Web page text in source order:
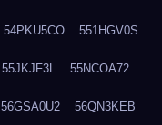
54PKU5CO 551HGV0S
55JKJF3L 55NCOA72
56GSA0U2 56QN3KEB